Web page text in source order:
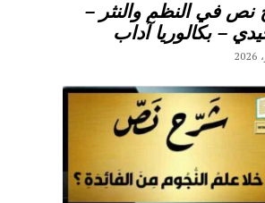
في النظم والنثر –
– بكالوريا آداب